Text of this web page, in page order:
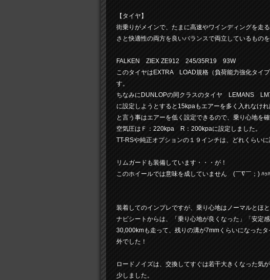
【タイヤ】
街乗りがメインで、たまに高速やワインディングを走
さと快適性の両方を良いバランスで両立しているものを
FALKEN ZIEX ZE912 245/35R19 93W
このタイヤはEXTRA LOAD規格（負荷能力強化タイ
す。
ちなみにDUNLOPの同クラスのタイヤ LEMANS
に設定しようとすると15kpaもエアーを多く入れなけれ
と言う事はエアーを低く設定できるので、乗り心地を確
空気圧はＦ：220kpa R：200kpaに設定しました。
TT-RSや純正オプションの１９インチは、どれくらい
リムガードも装備しています・・・が！
このホイールでは意味を成していません (￣∇￣；) ﾊｯ
装着してのインプレですが、乗り心地はノーマルとほ
ナビシートからは、「乗り心地が良くなった」「安定
30,000kmも走って、残りの溝が7mmくらいになった
外でした！
ロードノイズは、交換してすぐは若干大きくなった気
少しました。